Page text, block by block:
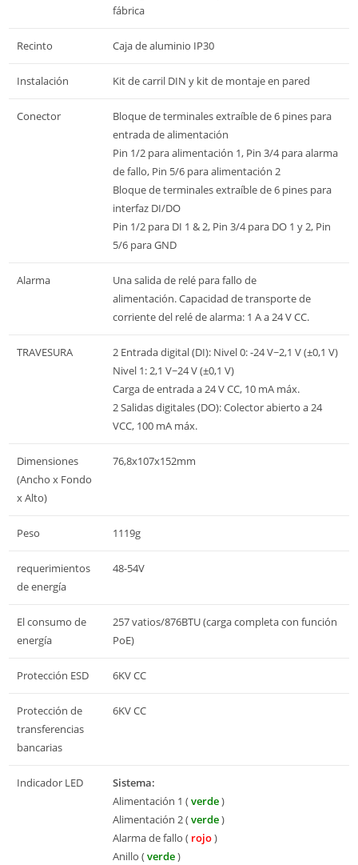
fábrica
Recinto Caja de aluminio IP30
Instalación Kit de carril DIN y kit de montaje en pared
Conector
Bloque de terminales extraíble de 6 pines para
entrada de alimentación
Pin 1/2 para alimentación 1, Pin 3/4 para alarma
de fallo, Pin 5/6 para alimentación 2
Bloque de terminales extraíble de 6 pines para
interfaz DI/DO
Pin 1/2 para DI 1 & 2, Pin 3/4 para DO 1 y 2, Pin
5/6 para GND
Alarma
Una salida de relé para fallo de
alimentación. Capacidad de transporte de
corriente del relé de alarma: 1 A a 24 V CC.
TRAVESURA
2 Entrada digital (DI): Nivel 0: -24 V~2,1 V (±0,1 V)
Nivel 1: 2,1 V~24 V (±0,1 V)
Carga de entrada a 24 V CC, 10 mA máx.
2 Salidas digitales (DO): Colector abierto a 24
VCC, 100 mA máx.
Dimensiones
(Ancho x Fondo
x Alto)
76,8x107x152mm
Peso 1119g
requerimientos
de energía
48-54V
El consumo de
energía
257 vatios/876BTU (carga completa con función
PoE)
Protección ESD 6KV CC
Protección de
transferencias
bancarias
6KV CC
Indicador LED
Sistema:
Alimentación 1 (verde)
Alimentación 2 (verde)
Alarma de fallo ( rojo)
Anillo (verde)